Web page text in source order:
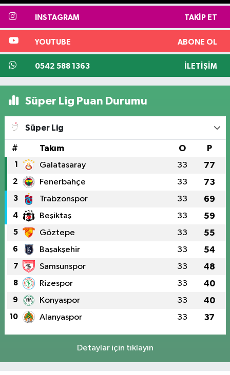
INSTAGRAM TAKIP ET
YOUTUBE ABONE OL
0542 588 1363 İLETIŞIM
Süper Lig Puan Durumu
Süper Lig
# Takım O P
1 Galatasaray 33 77
2 Fenerbahçe 33 73
3 Trabzonspor 33 69
4 Beşiktaş 33 59
5 Göztepe 33 55
6 Başakşehir 33 54
7 Samsunspor 33 48
8 Rizespor 33 40
9 Konyaspor 33 40
10 Alanyaspor 33 37
Detaylar için tıklayın